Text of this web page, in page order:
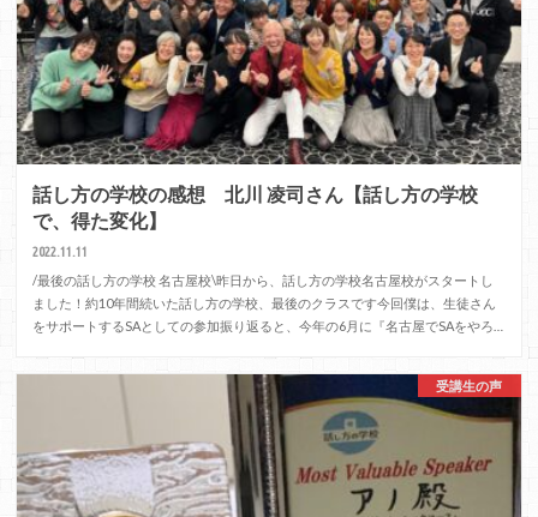
話し方の学校の感想 北川 凌司さん【話し方の学校
で、得た変化】
2022.11.11
/最後の話し方の学校 名古屋校\昨日から、話し方の学校名古屋校がスタートし
ました！約10年間続いた話し方の学校、最後のクラスです今回僕は、生徒さん
をサポートするSAとしての参加振り返ると、今年の6月に『名古屋でSAをやろ…
受講生の声